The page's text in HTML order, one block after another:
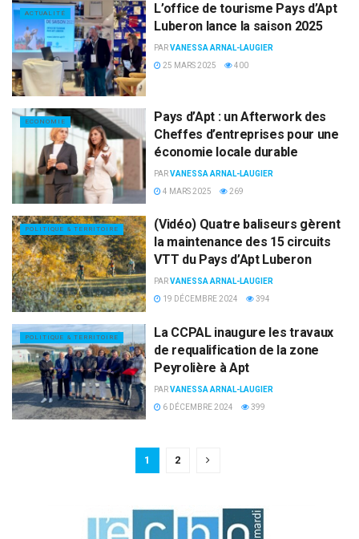
ACTUALITÉ
L’office de tourisme Pays d’Apt
Luberon lance la saison 2025
PARVANESSA ARNAL-LAUGIER
25 MARS 2025
400
ECONOMIE
Pays d’Apt : un Afterwork des
Cheffes d’entreprises pour une
économie locale durable
PARVANESSA ARNAL-LAUGIER
4 MARS 2025
269
POLITIQUE & TERRITOIRE
(Vidéo) Quatre baliseurs gèrent
la maintenance des 15 circuits
VTT du Pays d’Apt Luberon
PARVANESSA ARNAL-LAUGIER
19 DÉCEMBRE 2024
394
POLITIQUE & TERRITOIRE
La CCPAL inaugure les travaux
de requalification de la zone
Peyrolière à Apt
PARVANESSA ARNAL-LAUGIER
6 DÉCEMBRE 2024
399
1 2